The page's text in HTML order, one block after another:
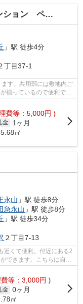
トと暮らせます
」駅 徒歩4分
丁目37-1
す。共用部には敷地内ご
揃っているので便利で
費等：5,000円 )
金
1ヶ月
㎡
永山 」駅 徒歩8分
急永山 」駅 徒歩8分
」駅 徒歩34分
２丁目7-13
近くて便利。付近にある2
できます。こちらは自走
等：3,000円 )
金 0ヶ月
㎡